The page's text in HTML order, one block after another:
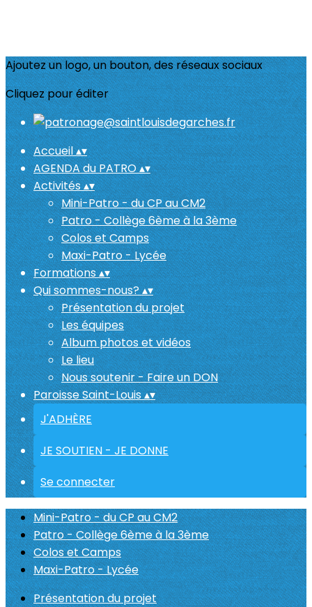
Ajoutez un logo, un bouton, des réseaux sociaux
Cliquez pour éditer
Accueil▴▾
AGENDA du PATRO▴▾
Activités▴▾
Mini-Patro - du CP au CM2
Patro - Collège 6ème à la 3ème
Colos et Camps
Maxi-Patro - Lycée
Formations▴▾
Qui sommes-nous?▴▾
Présentation du projet
Les équipes
Album photos et vidéos
Le lieu
Nous soutenir - Faire un DON
Paroisse Saint-Louis▴▾
J'ADHÈRE
JE SOUTIEN - JE DONNE
Se connecter
Mini-Patro - du CP au CM2
Patro - Collège 6ème à la 3ème
Colos et Camps
Maxi-Patro - Lycée
Présentation du projet